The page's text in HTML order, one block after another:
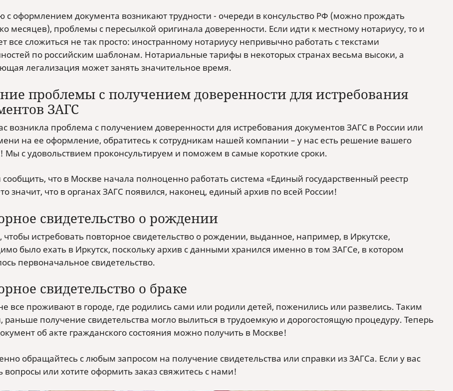
с оформлением документа возникают трудности - очереди в консульство РФ (можно прождать
месяцев), проблемы с пересылкой оригинала доверенности. Если идти к местному нотариусу, то и
все сложиться не так просто: иностранному нотариусу непривычно работать с текстами
по российским шаблонам. Нотариальные тарифы в некоторых странах весьма высоки, а
легализация может занять значительное время.
проблемы с получением доверенности для истребования
ЗАГС
возникла проблема с получением доверенности для истребования документов ЗАГС в России или
на ее оформление, обратитесь к сотрудникам нашей компании – у нас есть решение вашего
Мы с удовольствием проконсультируем и поможем в самые короткие сроки.
что в Москве начала полноценно работать система «Единый государственный реестр
значит, что в органах ЗАГС появился, наконец, единый архив по всей России!
свидетельство о рождении
чтобы истребовать повторное свидетельство о рождении, выданное, например, в Иркутске,
было ехать в Иркутск, поскольку архив с данными хранился именно в том ЗАГСе, в котором
первоначальное свидетельство.
свидетельство о браке
все проживают в городе, где родились сами или родили детей, поженились или развелись. Таким
раньше получение свидетельства могло вылиться в трудоемкую и дорогостоящую процедуру. Теперь
об акте гражданского состояния можно получить в Москве!
обращайтесь с любым запросом на получение свидетельства или справки из ЗАГСа. Если у вас
вопросы или хотите оформить заказ свяжитесь с нами!